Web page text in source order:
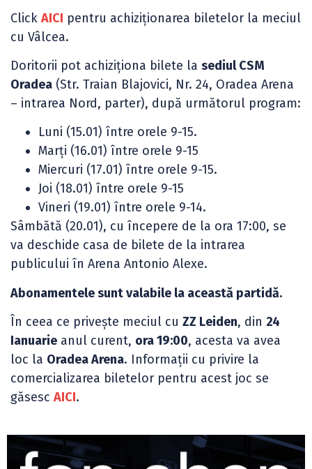
Click AICI pentru achiziționarea biletelor la meciul
cu Vâlcea.
Doritorii pot achiziționa bilete la sediul CSM
Oradea (Str. Traian Blajovici, Nr. 24, Oradea Arena
– intrarea Nord, parter), după următorul program:
Luni (15.01) între orele 9-15.
Marți (16.01) între orele 9-15
Miercuri (17.01) între orele 9-15.
Joi (18.01) între orele 9-15
Vineri (19.01) între orele 9-14.
Sâmbătă (20.01), cu începere de la ora 17:00, se
va deschide casa de bilete de la intrarea
publicului în Arena Antonio Alexe.
Abonamentele sunt valabile la această partidă.
În ceea ce privește meciul cu ZZ Leiden, din 24
Ianuarie anul curent, ora 19:00, acesta va avea
loc la Oradea Arena. Informații cu privire la
comercializarea biletelor pentru acest joc se
găsesc AICI.